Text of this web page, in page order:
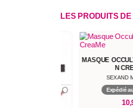
LES PRODUITS
MASQUE
N
SEX AND
Expédié